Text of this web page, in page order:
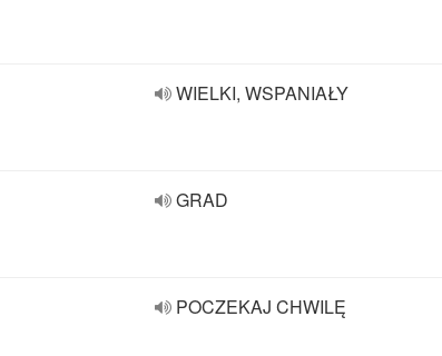
WIELKI, WSPANIAŁY
GRAD
POCZEKAJ CHWILĘ